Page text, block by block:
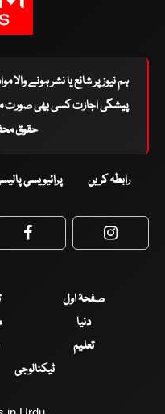
ہم نیوز پر شائع یا نشر ہونے والا
پیشگی اجازت کسی بھی صورت
حقوق
رابطہ کریں پرائیویسی
Facebook
صفحۂ اول
دنیا
تعلیم
ٹیکنالوجی